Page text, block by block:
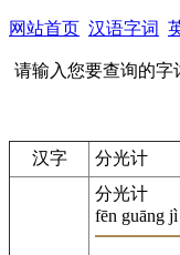
网站首页 汉语字词
请输入您要查询的字
汉字 分光计
分光计
fēn guāng jì